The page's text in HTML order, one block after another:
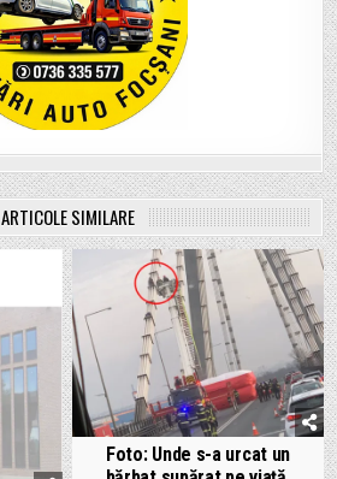
ARTICOLE SIMILARE
Foto: Unde s-a urcat un